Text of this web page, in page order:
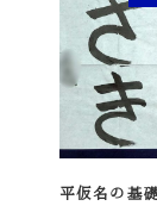
平仮名の基